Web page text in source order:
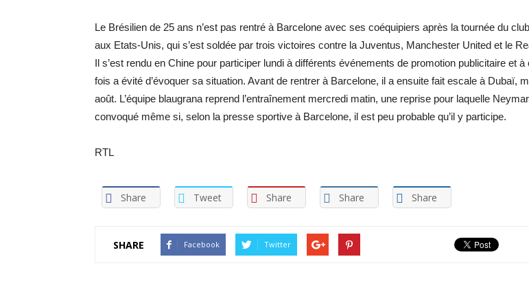
Le Brésilien de 25 ans n’est pas rentré à Barcelone avec ses coéquipiers après la tournée du
aux Etats-Unis, qui s’est soldée par trois victoires contre la Juventus, Manchester United et le
Il s’est rendu en Chine pour participer lundi à différents événements de promotion publicitaire et à
fois a évité d’évoquer sa situation. Avant de rentrer à Barcelone, il a ensuite fait escale à Dubaï,
août. L’équipe blaugrana reprend l’entraînement mercredi matin, une reprise pour laquelle
convoqué même si, selon la presse sportive à Barcelone, il est peu probable qu’il y participe.
RTL
Share Tweet Share Share Share
SHARE Facebook Twitter